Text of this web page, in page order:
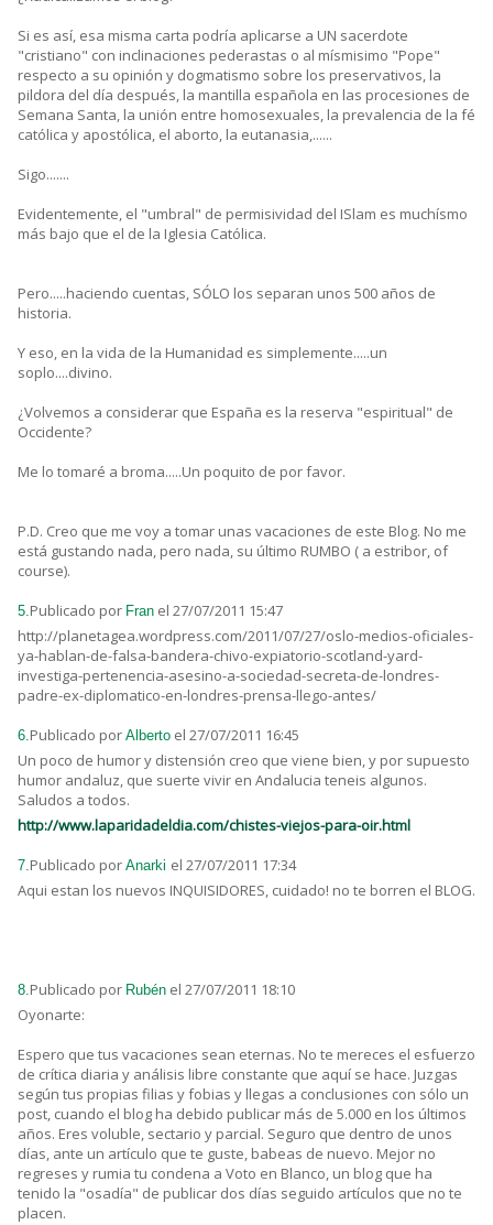
Si es así, esa misma carta podría aplicarse a UN sacerdote
"cristiano" con inclinaciones pederastas o al mísmisimo "Pope"
respecto a su opinión y dogmatismo sobre los preservativos, la
pildora del día después, la mantilla española en las procesiones de
Semana Santa, la unión entre homosexuales, la prevalencia de la fé
católica y apostólica, el aborto, la eutanasia,......
Sigo.......
Evidentemente, el "umbral" de permisividad del ISlam es muchísmo
más bajo que el de la Iglesia Católica.
Pero.....haciendo cuentas, SÓLO los separan unos 500 años de
historia.
Y eso, en la vida de la Humanidad es simplemente.....un
soplo....divino.
¿Volvemos a considerar que España es la reserva "espiritual" de
Occidente?
Me lo tomaré a broma.....Un poquito de por favor.
P.D. Creo que me voy a tomar unas vacaciones de este Blog. No me
está gustando nada, pero nada, su último RUMBO ( a estribor, of
course).
5.Publicado por Fran el 27/07/2011 15:47
http://planetagea.wordpress.com/2011/07/27/oslo-medios-oficiales-
ya-hablan-de-falsa-bandera-chivo-expiatorio-scotland-yard-
investiga-pertenencia-asesino-a-sociedad-secreta-de-londres-
padre-ex-diplomatico-en-londres-prensa-llego-antes/
6.Publicado por Alberto el 27/07/2011 16:45
Un poco de humor y distensión creo que viene bien, y por supuesto
humor andaluz, que suerte vivir en Andalucia teneis algunos.
Saludos a todos.
http://www.laparidadeldia.com/chistes-viejos-para-oir.html
7.Publicado por Anarki el 27/07/2011 17:34
Aqui estan los nuevos INQUISIDORES, cuidado! no te borren el BLOG.
8.Publicado por Rubén el 27/07/2011 18:10
Oyonarte:
Espero que tus vacaciones sean eternas. No te mereces el esfuerzo
de crítica diaria y análisis libre constante que aquí se hace. Juzgas
según tus propias filias y fobias y llegas a conclusiones con sólo un
post, cuando el blog ha debido publicar más de 5.000 en los últimos
años. Eres voluble, sectario y parcial. Seguro que dentro de unos
días, ante un artículo que te guste, babeas de nuevo. Mejor no
regreses y rumia tu condena a Voto en Blanco, un blog que ha
tenido la "osadía" de publicar dos días seguido artículos que no te
placen.